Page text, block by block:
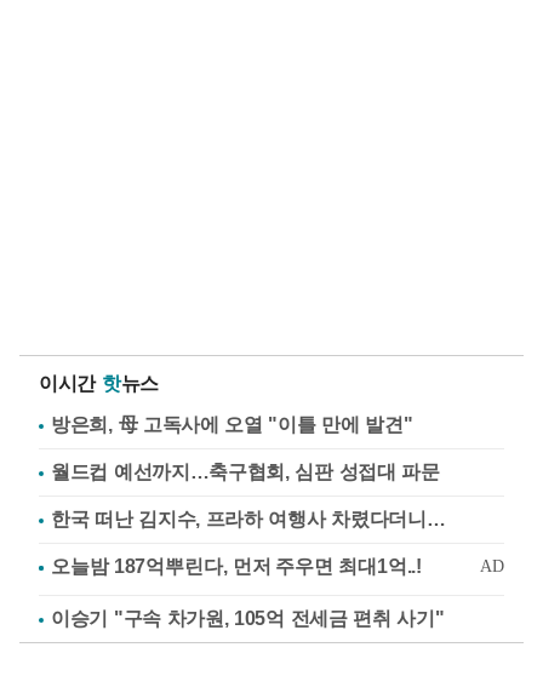
이시간 핫뉴스
방은희, 母 고독사에 오열 "이틀 만에 발견"
월드컵 예선까지…축구협회, 심판 성접대 파문
한국 떠난 김지수, 프라하 여행사 차렸다더니…
이승기 "구속 차가원, 105억 전세금 편취 사기"